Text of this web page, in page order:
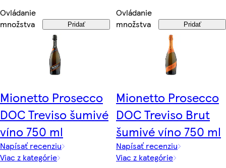
Ovládanie
množstva
Pridať
Ovládanie
množstva
Pridať
Mionetto Prosecco
DOC Treviso šumivé
víno 750 ml
Napísať recenziu
Viac z kategórie
Mionetto Prosecco
DOC Treviso Brut
šumivé víno 750 ml
Napísať recenziu
Viac z kategórie